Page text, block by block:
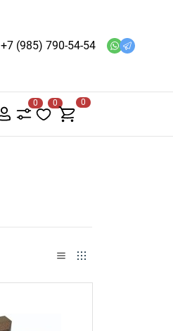
+7 (985) 790-54-54
0 0 0